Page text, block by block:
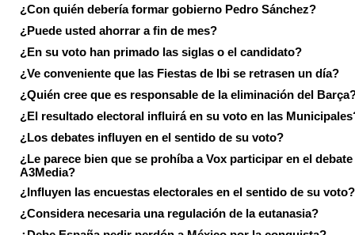
¿Con quién debería formar gobierno Pedro Sánchez?
¿Puede usted ahorrar a fin de mes?
¿En su voto han primado las siglas o el candidato?
¿Ve conveniente que las Fiestas de Ibi se retrasen un día?
¿Quién cree que es responsable de la eliminación del
¿El resultado electoral influirá en su voto en las
¿Los debates influyen en el sentido de su voto?
¿Le parece bien que se prohíba a Vox participar en el debate
A3Media?
¿Influyen las encuestas electorales en el sentido de su voto?
¿Considera necesaria una regulación de la eutanasia?